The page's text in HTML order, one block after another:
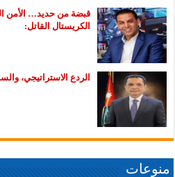
قبضة من حديد… الأمن
الكريستال القاتل:
الردع الاستراتيجي،
منوعات